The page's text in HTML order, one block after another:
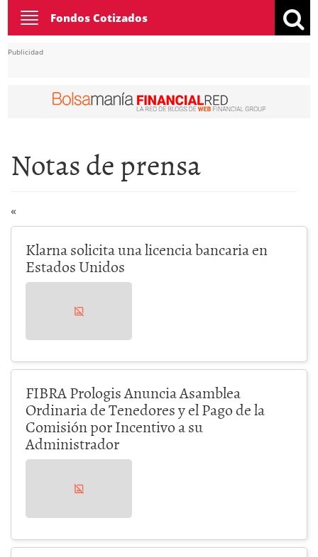
Toggle
navigation
Fondos Cotizados
Publicidad
Notas de prensa
«
Klarna solicita una licencia bancaria en
Estados Unidos
FIBRA Prologis Anuncia Asamblea
Ordinaria de Tenedores y el Pago de la
Comisión por Incentivo a su
Administrador